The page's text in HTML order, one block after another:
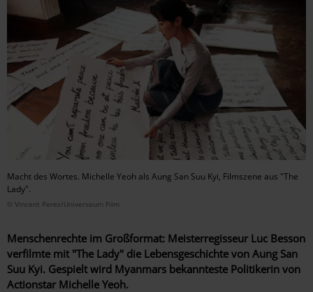
Macht des Wortes. Michelle Yeoh als Aung San Suu Kyi, Filmszene aus "The
Lady".
© Vincent Perez/Universeum Film
Menschenrechte im Großformat: Meisterregisseur Luc Besson
verfilmte mit "The Lady" die Lebens­geschichte von Aung San
Suu Kyi. Gespielt wird ­Myanmars bekannteste Politikerin von
Actionstar ­Michelle Yeoh.